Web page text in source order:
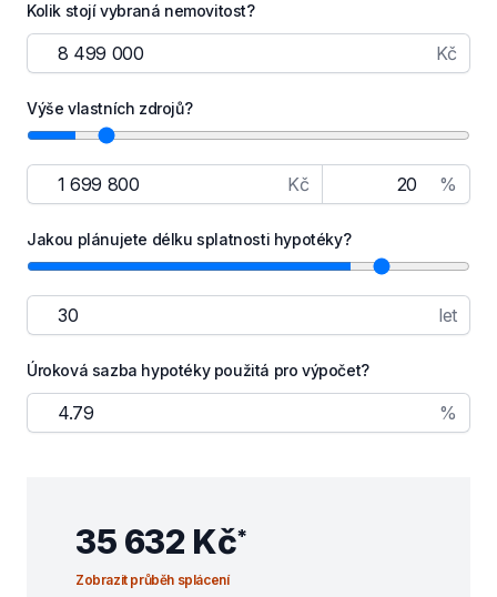
Kolik stojí vybraná nemovitost?
Kč
Výše vlastních zdrojů?
Kč %
Jakou plánujete délku splatnosti hypotéky?
let
Úroková sazba hypotéky použitá pro výpočet?
%
35 632 Kč*
Zobrazit průběh splácení